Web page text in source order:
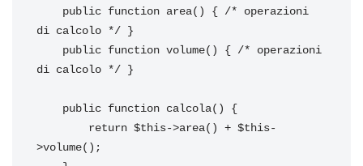
di calcolo */ }
di calcolo */ }
>volume();